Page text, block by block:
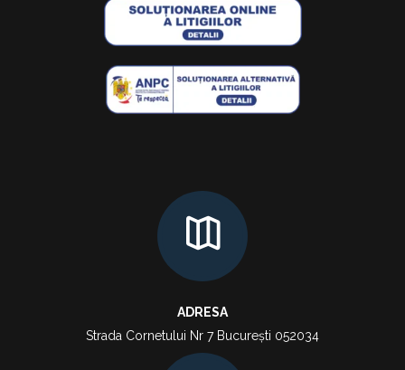
ADRESA
Strada Cornetului Nr 7 București 052034